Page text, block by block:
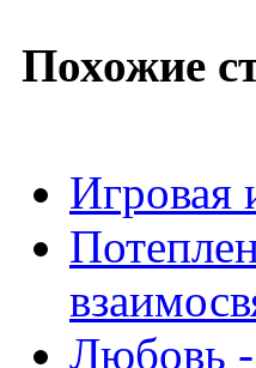
Похожие
Игровая
Любовь -